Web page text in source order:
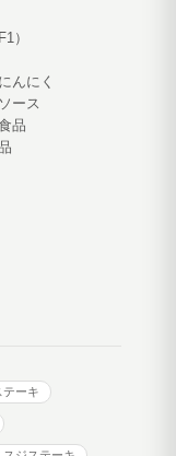
）
んにく
ース
品
テーキ